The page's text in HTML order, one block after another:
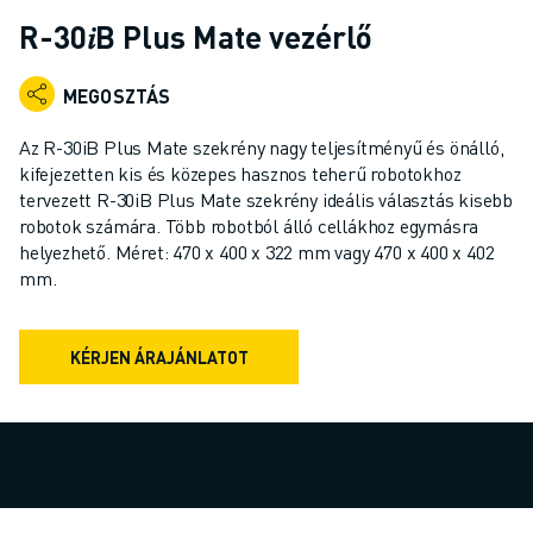
KOLLABORATÍV ROBOTOK
ROBOTSOROZATOK
ROBOT VEZÉRLŐK
ROBOTTARTOZÉKOK
ROBOT SZOFTVEREK
SZIMULÁCIÓS SZOFTVER
OKTATÁSI ROBOTIKAI TERMÉKEK
ROBOTOS AUTOMATIZÁLÁS
ÍVHEGESZTŐ ROBOTOK
ARC MATE SOROZAT
M-900 SOROZAT
PALETTÁZÓ ROBOTOK
R-30𝑖B Plus Mate vezérlő
MEGOSZTÁS
Az R-30iB Plus Mate szekrény nagy teljesítményű és önálló,
kifejezetten kis és közepes hasznos teherű robotokhoz
tervezett R-30iB Plus Mate szekrény ideális választás kisebb
robotok számára. Több robotból álló cellákhoz egymásra
helyezhető. Méret: 470 x 400 x 322 mm vagy 470 x 400 x 402
mm.
KÉRJEN ÁRAJÁNLATOT